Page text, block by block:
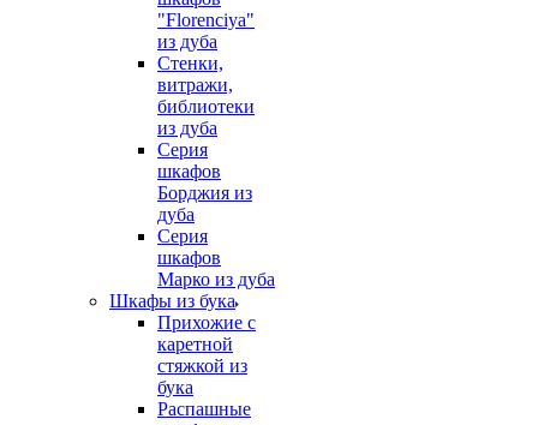
"Florenciya"
из дуба
Стенки,
витражи,
библиотеки
из дуба
Серия
шкафов
Борджия из
дуба
Серия
шкафов
Марко из дуба
Шкафы из бука
Прихожие с
каретной
стяжкой из
бука
Распашные